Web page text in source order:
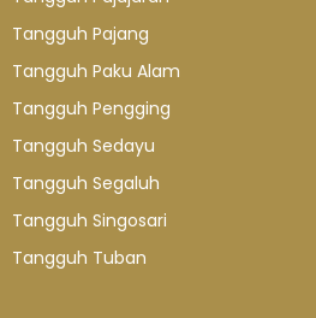
Tangguh Pajang
Tangguh Paku Alam
Tangguh Pengging
Tangguh Sedayu
Tangguh Segaluh
Tangguh Singosari
Tangguh Tuban